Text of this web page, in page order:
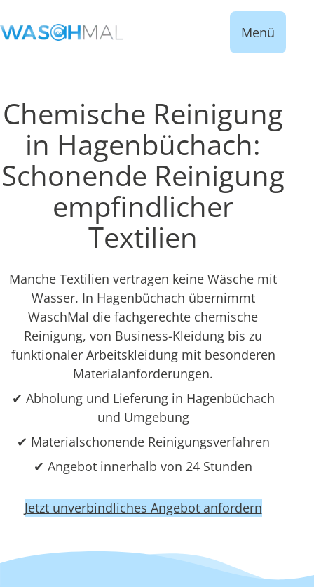
Menü
Chemische Reinigung
in Hagenbüchach:
Schonende Reinigung
empfindlicher
Textilien
Manche Textilien vertragen keine Wäsche mit
Wasser. In Hagenbüchach übernimmt
WaschMal die fachgerechte chemische
Reinigung, von Business-Kleidung bis zu
funktionaler Arbeitskleidung mit besonderen
Materialanforderungen.
✔ Abholung und Lieferung in Hagenbüchach
und Umgebung
✔ Materialschonende Reinigungsverfahren
✔ Angebot innerhalb von 24 Stunden
Jetzt unverbindliches Angebot anfordern